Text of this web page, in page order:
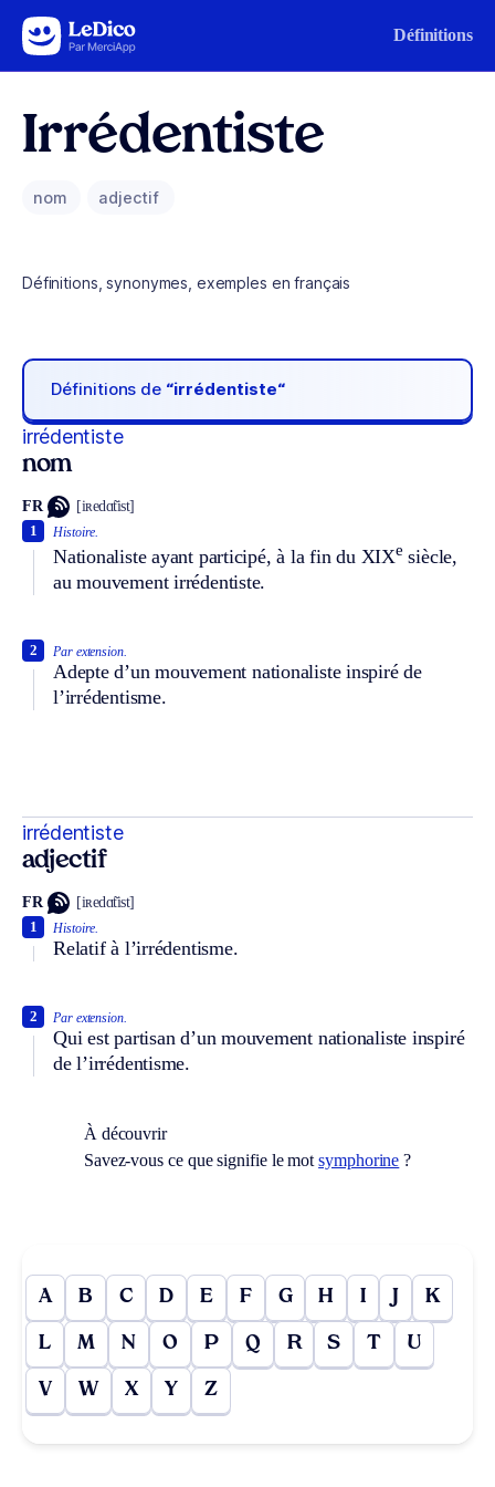
Aller au contenu Définitions
Irrédentiste
nom adjectif
Définitions, synonymes, exemples en français
Définitions de “irrédentiste“
irrédentiste
nom
FR [iʀedɑ̃tist]
Histoire.
Nationaliste ayant participé, à la fin du XIXe siècle,
au mouvement irrédentiste.
1
Par extension.
Adepte d’un mouvement nationaliste inspiré de
l’irrédentisme.
2
irrédentiste
adjectif
FR [iʀedɑ̃tist]
Histoire.
Relatif à l’irrédentisme.
1
Par extension.
Qui est partisan d’un mouvement nationaliste inspiré
de l’irrédentisme.
2
À découvrir
Savez-vous ce que signifie le motsymphorine ?
A B C D E F G H I J K
L M N O P Q R S T U
V W X Y Z